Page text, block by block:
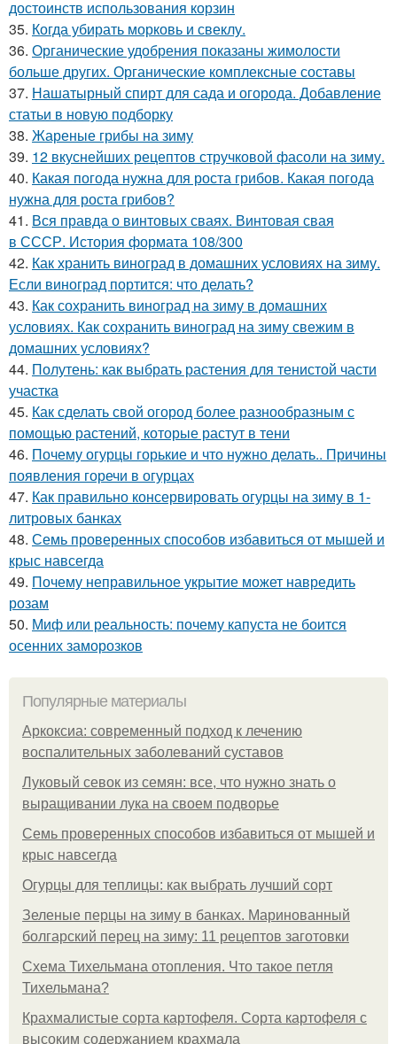
достоинств использования корзин
35. Когда убирать морковь и свеклу.
36. Органические удобрения показаны жимолости
больше других. Органические комплексные составы
37. Нашатырный спирт для сада и огорода. Добавление
статьи в новую подборку
38. Жареные грибы на зиму
39. 12 вкуснейших рецептов стручковой фасоли на зиму.
40. Какая погода нужна для роста грибов. Какая погода
нужна для роста грибов?
41. Вся правда о винтовых сваях. Винтовая свая
в СССР. История формата 108/300
42. Как хранить виноград в домашних условиях на зиму.
Если виноград портится: что делать?
43. Как сохранить виноград на зиму в домашних
условиях. Как сохранить виноград на зиму свежим в
домашних условиях?
44. Полутень: как выбрать растения для тенистой части
участка
45. Как сделать свой огород более разнообразным с
помощью растений, которые растут в тени
46. Почему огурцы горькие и что нужно делать.. Причины
появления горечи в огурцах
47. Как правильно консервировать огурцы на зиму в 1-
литровых банках
48. Семь проверенных способов избавиться от мышей и
крыс навсегда
49. Почему неправильное укрытие может навредить
розам
50. Миф или реальность: почему капуста не боится
осенних заморозков
Популярные материалы
Аркоксиа: современный подход к лечению
воспалительных заболеваний суставов
Луковый севок из семян: все, что нужно знать о
выращивании лука на своем подворье
Семь проверенных способов избавиться от мышей и
крыс навсегда
Огурцы для теплицы: как выбрать лучший сорт
Зеленые перцы на зиму в банках. Маринованный
болгарский перец на зиму: 11 рецептов заготовки
Схема Тихельмана отопления. Что такое петля
Тихельмана?
Крахмалистые сорта картофеля. Сорта картофеля с
высоким содержанием крахмала